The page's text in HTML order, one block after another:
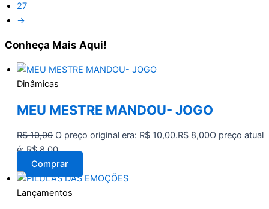
27
→
Conheça Mais Aqui!
Dinâmicas
MEU MESTRE MANDOU- JOGO
R$10,00 O preço original era: R$ 10,00.R$ 8,00O preço atual
é: R$ 8,00.
Comprar
Lançamentos